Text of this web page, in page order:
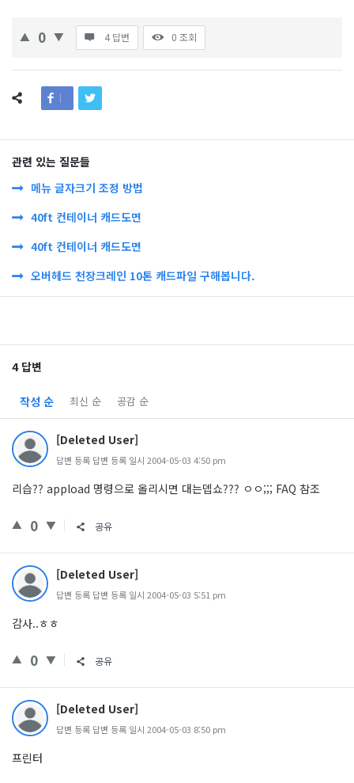
0 4 답변 0 조회
관련 있는 질문들
메뉴 글자크기 조정 방법
40ft 컨테이너 캐드도면
40ft 컨테이너 캐드도면
오버헤드 천장크레인 10톤 캐드파일 구해봅니다.
4 답변
작성 순 최신 순 공감 순
[Deleted User]
답변 등록 답변 등록 일시 2004-05-03 4:50 pm
리습?? appload 명령으로 올리시면 대는뎁쇼??? ㅇㅇ;;; FAQ 참조
0 공유
[Deleted User]
답변 등록 답변 등록 일시 2004-05-03 5:51 pm
감사..ㅎㅎ
0 공유
[Deleted User]
답변 등록 답변 등록 일시 2004-05-03 8:50 pm
프린터